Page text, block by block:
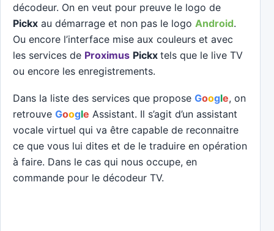
décodeur. On en veut pour preuve le logo de
Pickx au démarrage et non pas le logo Android.
Ou encore l’interface mise aux couleurs et avec
les services de Proximus Pickx tels que le live TV
ou encore les enregistrements.
Dans la liste des services que propose Google, on
retrouve Google Assistant. Il s’agit d’un assistant
vocale virtuel qui va être capable de reconnaitre
ce que vous lui dites et de le traduire en opération
à faire. Dans le cas qui nous occupe, en
commande pour le décodeur TV.